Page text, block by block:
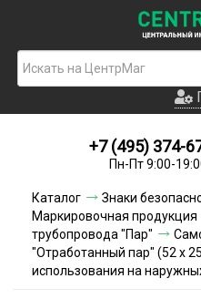
+7 (495) 374-
Пн-Пт 9:00-
Каталог
Знаки
Маркировочная продукция
трубопровода "Пар"
"Отработанный пар" (52 х
использования на